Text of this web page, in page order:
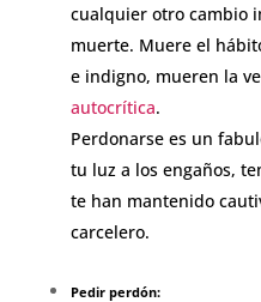
cualquier otro cambio
muerte. Muere el
e indigno, mueren la
autocrítica.
Perdonarse es un
tu luz a los engaños,
te han mantenido
carcelero.
Pedir perdón: